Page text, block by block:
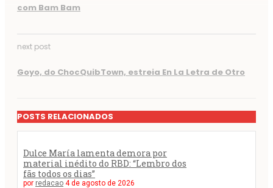
com Bam Bam
next post
Goyo, do ChocQuibTown, estreia En La Letra de Otro
POSTS RELACIONADOS
Dulce María lamenta demora por
material inédito do RBD: “Lembro dos
fãs todos os dias”
por redacao 4 de agosto de 2026